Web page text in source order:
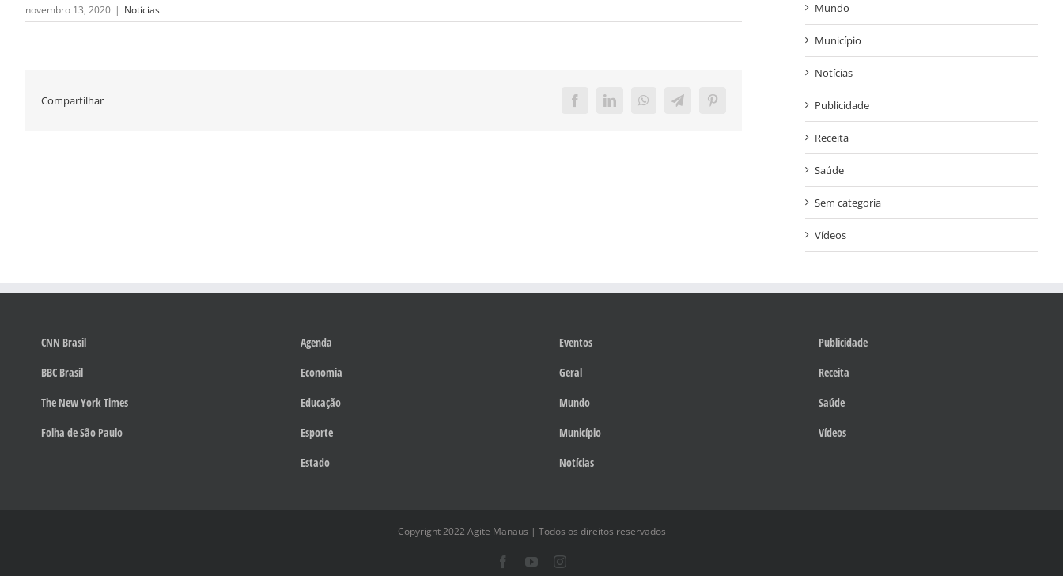
novembro 13, 2020 | Notícias
Compartilhar FacebookLinkedInWhatsAppTelegramPinterest
Mundo
Município
Notícias
Publicidade
Receita
Saúde
Sem categoria
Vídeos
CNN Brasil
BBC Brasil
The New York Times
Folha de São Paulo
Agenda
Economia
Educação
Esporte
Estado
Eventos
Geral
Mundo
Município
Notícias
Publicidade
Receita
Saúde
Vídeos
Copyright 2022 Agite Manaus | Todos os direitos reservados
FacebookYouTubeInstagram